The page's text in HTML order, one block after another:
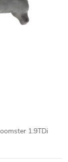
1.9TDi